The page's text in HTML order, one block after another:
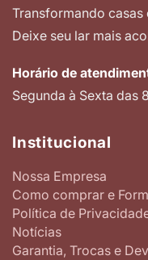
Transformando casas
Deixe seu lar mais
Horário de
Segunda à Sexta das
Institucional
Nossa Empresa
Como comprar e
Política de
Notícias
Garantia, Trocas e